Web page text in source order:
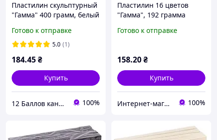
Пластилин скульптурный
"Гамма" 400 грамм, белый
Готово к отправке
5.0 (1)
184.45₴
Купить
12 Баллов канцтовары оптом и в розницу 100%
Пластилин 16 цветов
"Гамма", 192 грамма
Готово к отправке
158.20₴
Купить
Интернет-магазин NikopoL - канцтовары для школы и офиса 100%